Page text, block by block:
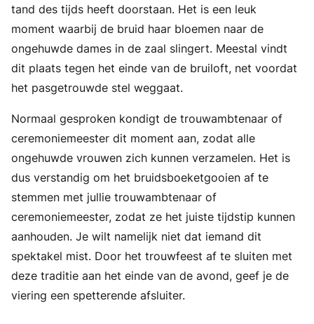
tand des tijds heeft doorstaan. Het is een leuk
moment waarbij de bruid haar bloemen naar de
ongehuwde dames in de zaal slingert. Meestal vindt
dit plaats tegen het einde van de bruiloft, net voordat
het pasgetrouwde stel weggaat.
Normaal gesproken kondigt de trouwambtenaar of
ceremoniemeester dit moment aan, zodat alle
ongehuwde vrouwen zich kunnen verzamelen. Het is
dus verstandig om het bruidsboeketgooien af te
stemmen met jullie trouwambtenaar of
ceremoniemeester, zodat ze het juiste tijdstip kunnen
aanhouden. Je wilt namelijk niet dat iemand dit
spektakel mist. Door het trouwfeest af te sluiten met
deze traditie aan het einde van de avond, geef je de
viering een spetterende afsluiter.